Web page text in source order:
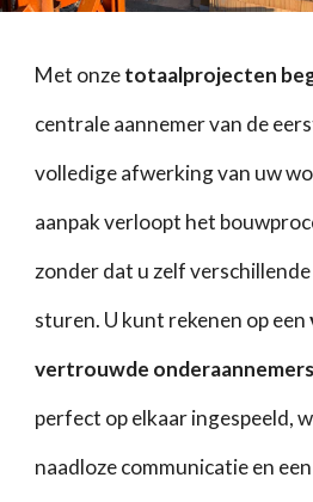
Met onzetotaalprojecten
centrale aannemer van de
volledige afwerking van uw
aanpak verloopt het
zonder dat u zelf
sturen. U kunt rekenen op een
vertrouwde
perfect op elkaar ingespeeld,
naadloze communicatie en